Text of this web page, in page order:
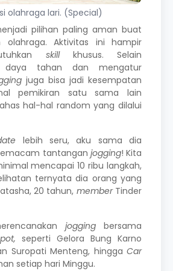
olahraga lari. (Special)
pilihan paling aman buat
olahraga. Aktivitas ini hampir
skillkhusus. Selain
daya tahan dan mengatur
juga bisa jadi kesempatan
pemikiran satu sama lain
hal-hal random yang dilalui
lebih seru, aku sama dia
tantangan jogging! Kita
mencapai 10 ribu langkah,
ternyata dia orang yang
20 tahun, memberTinder
jogging bersama
seperti Gelora Bung Karno
Suropati Menteng, hingga Car
setiap hari Minggu.